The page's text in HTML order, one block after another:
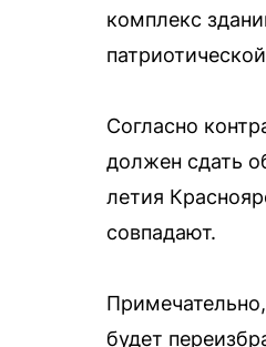
комплекс
Согласно
должен сдать
летия
совпадают.
будет